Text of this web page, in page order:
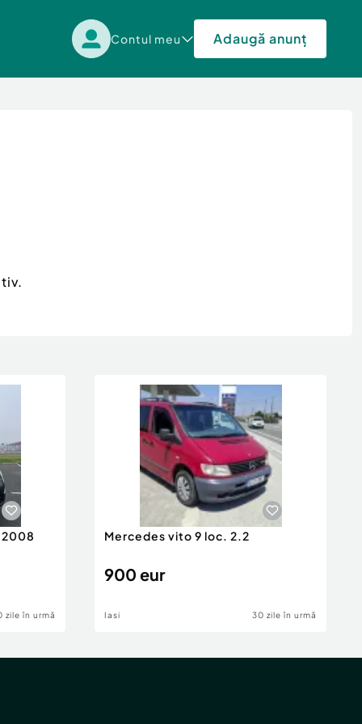
Contul meu Adaugă anunț
2008
zile în urmă
Mercedes vito 9 loc. 2.2
900 eur
Iasi 30 zile în urmă